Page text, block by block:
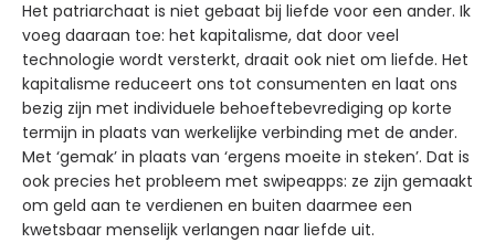
Het patriarchaat is niet gebaat bij liefde voor een ander. Ik
voeg daaraan toe: het kapitalisme, dat door veel
technologie wordt versterkt, draait ook niet om liefde. Het
kapitalisme reduceert ons tot consumenten en laat ons
bezig zijn met individuele behoeftebevrediging op korte
termijn in plaats van werkelijke verbinding met de ander.
Met ‘gemak’ in plaats van ‘ergens moeite in steken’. Dat is
ook precies het probleem met swipeapps: ze zijn gemaakt
om geld aan te verdienen en buiten daarmee een
kwetsbaar menselijk verlangen naar liefde uit.